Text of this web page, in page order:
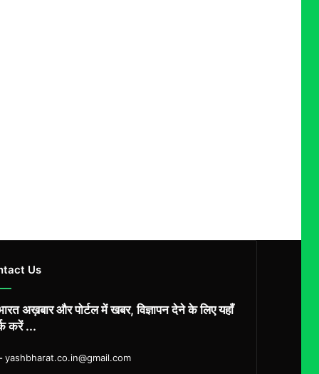
Us
अख़बार और पोर्टल में खबर, विज्ञापन देने के लिए यहाँ
करें ...
yashbharat.co.in@gmail.com